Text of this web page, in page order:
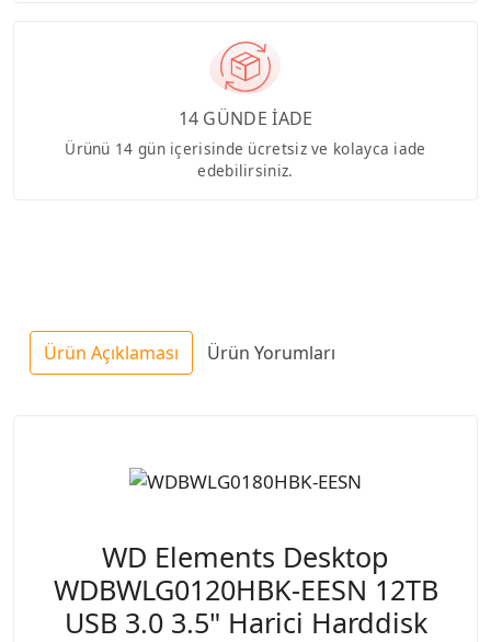
14 GÜNDE İADE
Ürünü 14 gün içerisinde ücretsiz ve kolayca iade
edebilirsiniz.
Ürün Açıklaması Ürün Yorumları
WD Elements Desktop
WDBWLG0120HBK-EESN 12TB
USB 3.0 3.5" Harici Harddisk